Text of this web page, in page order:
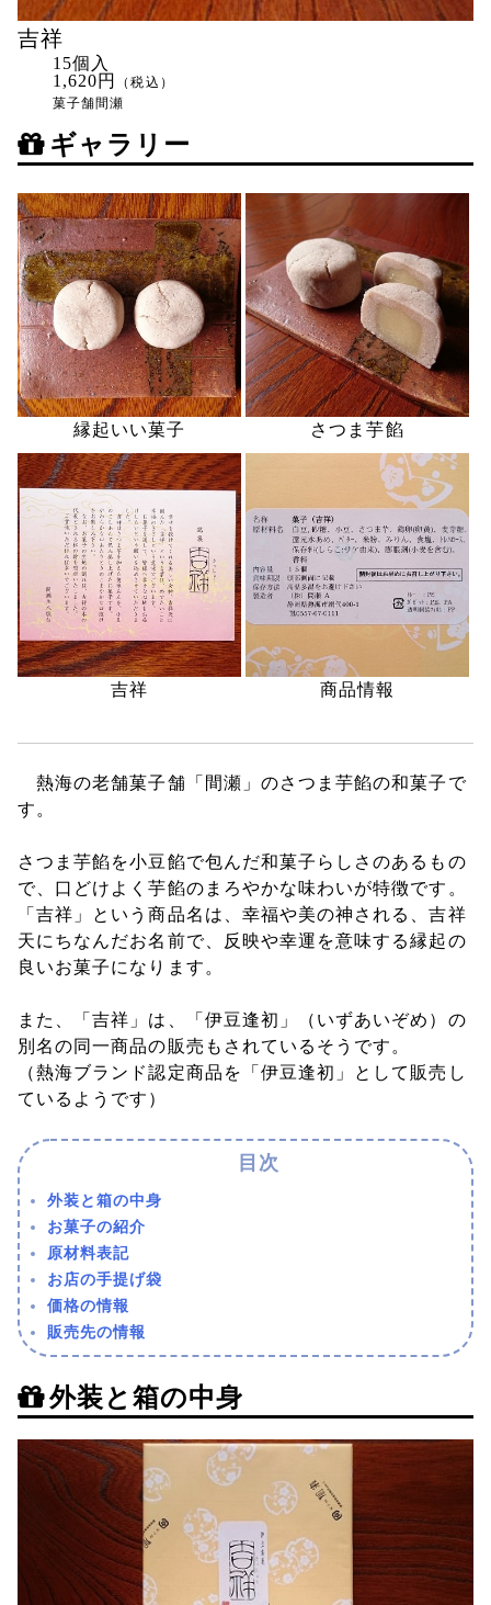
吉祥
15個入
1,620円
（税込）
菓子舗間瀬
ギャラリー
縁起いい菓子 さつま芋餡
吉祥 商品情報
熱海の老舗菓子舗「間瀬」のさつま芋餡の和菓子で
す。
さつま芋餡を小豆餡で包んだ和菓子らしさのあるもの
で、口どけよく芋餡のまろやかな味わいが特徴です。
「吉祥」という商品名は、幸福や美の神される、吉祥
天にちなんだお名前で、反映や幸運を意味する縁起の
良いお菓子になります。
また、「吉祥」は、「伊豆逢初」（いずあいぞめ）の
別名の同一商品の販売もされているそうです。
（熱海ブランド認定商品を「伊豆逢初」として販売し
ているようです）
外装と箱の中身
お菓子の紹介
原材料表記
お店の手提げ袋
価格の情報
販売先の情報
外装と箱の中身